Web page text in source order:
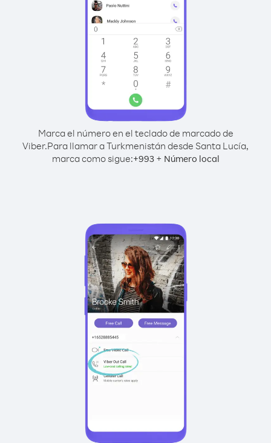
Marca el número en el teclado de marcado de
Viber.Para llamar a Turkmenistán desde Santa Lucía,
marca como sigue:+993+ Número local